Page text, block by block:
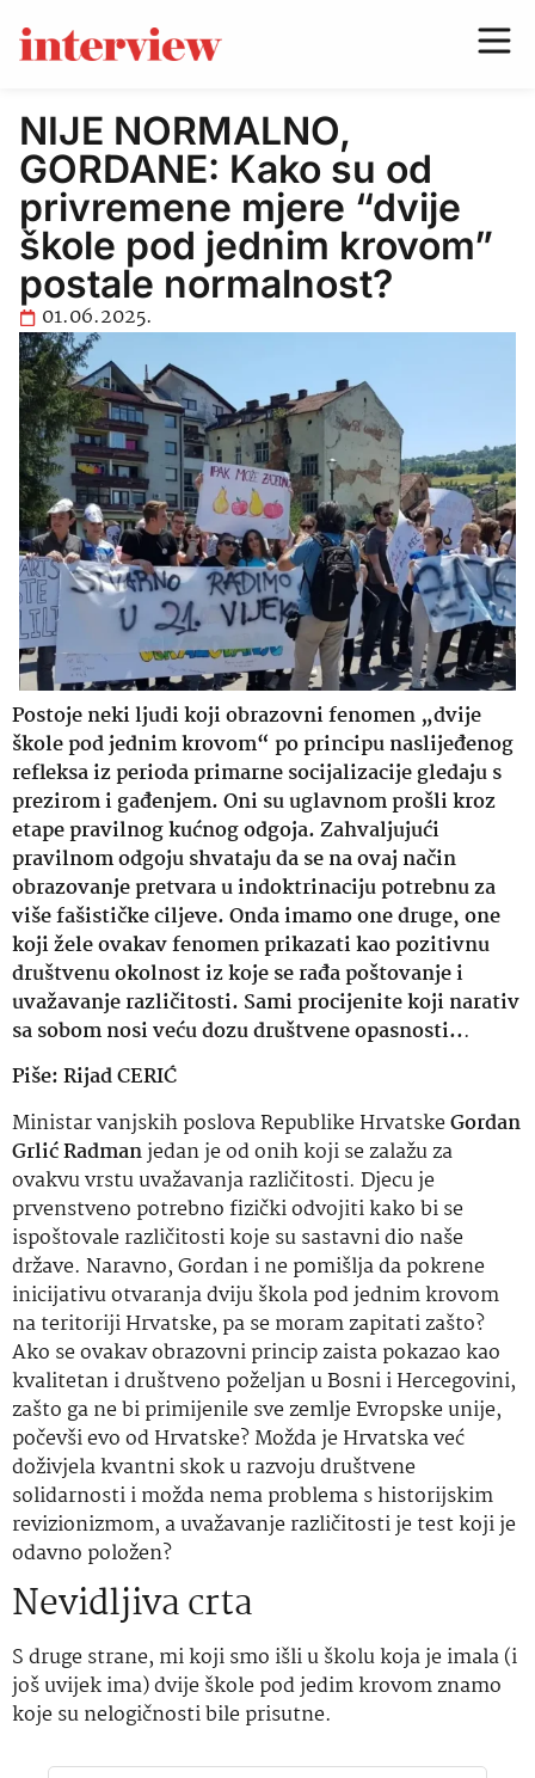
NIJE NORMALNO,
GORDANE: Kako su od
privremene mjere “dvije
škole pod jednim krovom”
postale normalnost?
01.06.2025.
Postoje neki ljudi koji obrazovni fenomen „dvije
škole pod jednim krovom“ po principu naslijeđenog
refleksa iz perioda primarne socijalizacije gledaju s
prezirom i gađenjem. Oni su uglavnom prošli kroz
etape pravilnog kućnog odgoja. Zahvaljujući
pravilnom odgoju shvataju da se na ovaj način
obrazovanje pretvara u indoktrinaciju potrebnu za
više fašističke ciljeve. Onda imamo one druge, one
koji žele ovakav fenomen prikazati kao pozitivnu
društvenu okolnost iz koje se rađa poštovanje i
uvažavanje različitosti. Sami procijenite koji narativ
sa sobom nosi veću dozu društvene opasnosti...
Piše: Rijad CERIĆ
Ministar vanjskih poslova Republike HrvatskeGordan
Grlić Radmanjedan je od onih koji se zalažu za
ovakvu vrstu uvažavanja različitosti. Djecu je
prvenstveno potrebno fizički odvojiti kako bi se
ispoštovale različitosti koje su sastavni dio naše
države. Naravno, Gordan i ne pomišlja da pokrene
inicijativu otvaranja dviju škola pod jednim krovom
na teritoriji Hrvatske, pa se moram zapitati zašto?
Ako se ovakav obrazovni princip zaista pokazao kao
kvalitetan i društveno poželjan u Bosni i Hercegovini,
zašto ga ne bi primijenile sve zemlje Evropske unije,
počevši evo od Hrvatske? Možda je Hrvatska već
doživjela kvantni skok u razvoju društvene
solidarnosti i možda nema problema s historijskim
revizionizmom, a uvažavanje različitosti je test koji je
odavno položen?
Nevidljiva crta
S druge strane, mi koji smo išli u školu koja je imala (i
još uvijek ima) dvije škole pod jedim krovom znamo
koje su nelogičnosti bile prisutne.